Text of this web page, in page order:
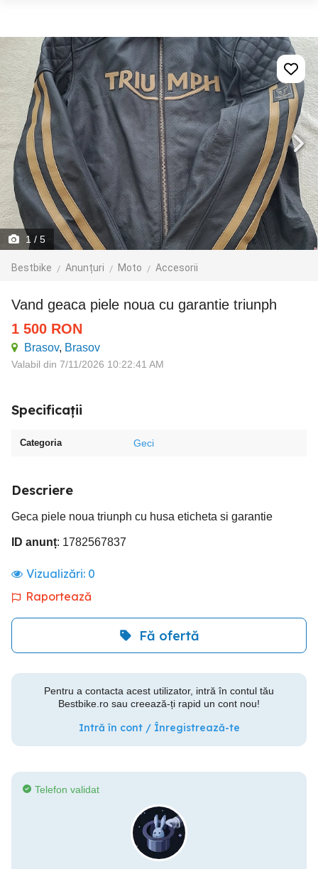
1 / 5
Bestbike Anunțuri Moto Accesorii
Vand geaca piele noua cu garantie triunph
1 500 RON
Brasov, Brasov
Valabil din 7/11/2026 10:22:41 AM
Specificații
Categoria Geci
Descriere
Geca piele noua triunph cu husa eticheta si garantie
ID anunț: 1782567837
Vizualizări: 0
Raportează
Fă ofertă
Pentru a contacta acest utilizator, intră în contul tău
Bestbike.ro sau creează-ți rapid un cont nou!
Intră în cont / Înregistrează-te
Telefon validat